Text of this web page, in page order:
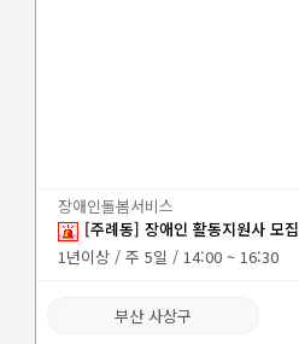
장애인돌봄서비스
[주례동] 장애인 활동지원사 모집
1년이상 / 주 5일 / 14:00 ~ 16:30
부산 사상구